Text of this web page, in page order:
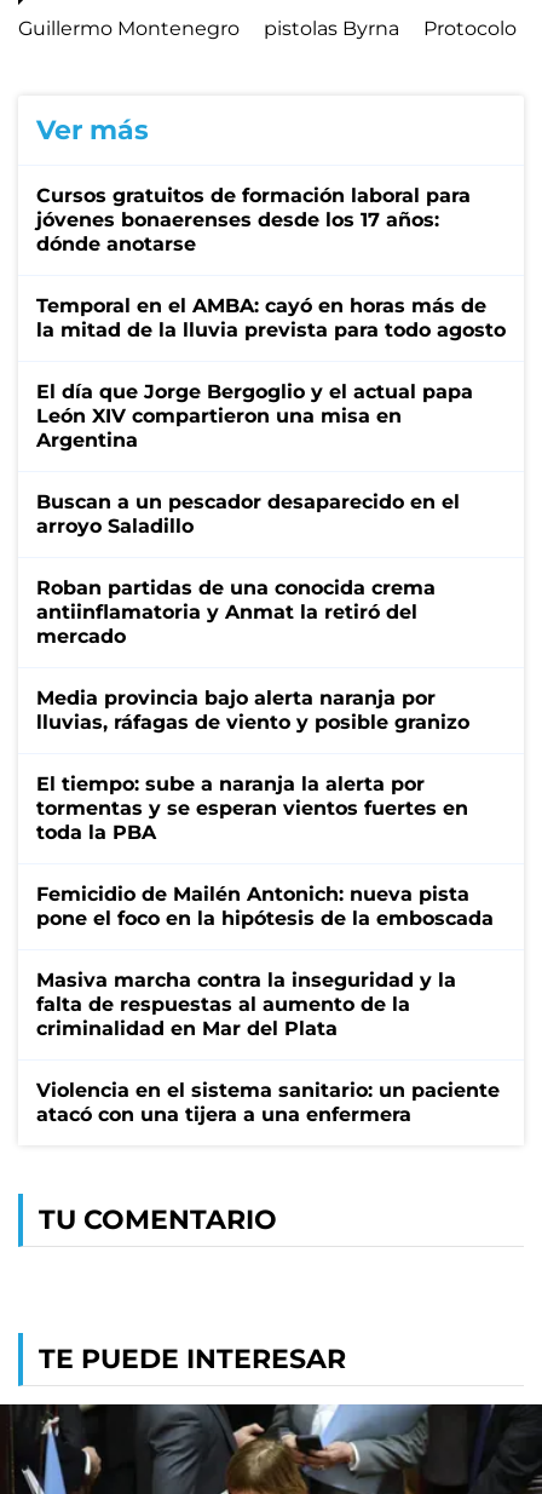
Guillermo Montenegro
pistolas Byrna Protocolo
Ver más
Cursos gratuitos de formación laboral para
jóvenes bonaerenses desde los 17 años:
dónde anotarse
Temporal en el AMBA: cayó en horas más de
la mitad de la lluvia prevista para todo agosto
El día que Jorge Bergoglio y el actual papa
León XIV compartieron una misa en
Argentina
Buscan a un pescador desaparecido en el
arroyo Saladillo
Roban partidas de una conocida crema
antiinflamatoria y Anmat la retiró del
mercado
Media provincia bajo alerta naranja por
lluvias, ráfagas de viento y posible granizo
El tiempo: sube a naranja la alerta por
tormentas y se esperan vientos fuertes en
toda la PBA
Femicidio de Mailén Antonich: nueva pista
pone el foco en la hipótesis de la emboscada
Masiva marcha contra la inseguridad y la
falta de respuestas al aumento de la
criminalidad en Mar del Plata
Violencia en el sistema sanitario: un paciente
atacó con una tijera a una enfermera
TU COMENTARIO
TE PUEDE INTERESAR